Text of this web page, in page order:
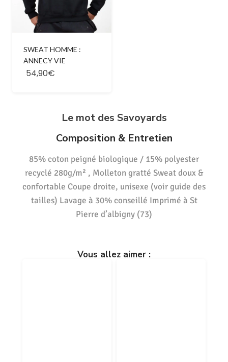
SWEAT HOMME :
ANNECY VIE
54,90€
Le mot des Savoyards
Composition & Entretien
85% coton peigné biologique / 15% polyester
recyclé 280g/m² , Molleton gratté Sweat doux &
confortable Coupe droite, unisexe (voir guide des
tailles) Lavage à 30% conseillé Imprimé à St
Pierre d’albigny (73)
Vous allez aimer :